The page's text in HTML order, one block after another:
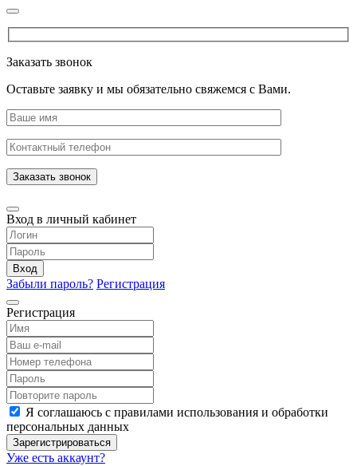
Заказать звонок
Оставьте заявку и мы обязательно свяжемся с Вами.
Заказать звонок
Вход в личный кабинет
Вход
Забыли пароль? Регистрация
Регистрация
Я соглашаюсь с правилами использования и обработки
персональных данных
Зарегистрироваться
Уже есть аккаунт?